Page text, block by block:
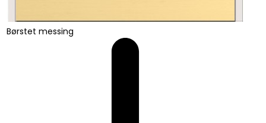
Børstet messing